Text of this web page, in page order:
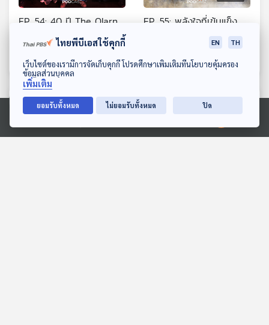
ดาวน์โหลด Thai PBS Podcast Application
Ⓒ 2020 องค์การกระจายเสียงและแพร่ภาพสาธารณะแห่งประเทศไทย
EP. 54: 40 ปี The Olarn
Project ตำนานเฮฟวีเมทัล
เมืองไทย
EP. 55: พลังใจที่เข้มแข็ง
สร้างความสำเร็จที่ปลายทาง
นักผจญเพลง Podcast
ตอนที่เกี่ยวข้อง
ไทยพีบีเอสใช้คุกกี้ EN TH
เว็บไซต์ของเรามีการจัดเก็บคุกกี้ โปรดศึกษาเพิ่มเติมที่นโยบายคุ้มครอง
ข้อมูลส่วนบุคคล
เพิ่มเติม
ยอมรับทั้งหมด ไม่ยอมรับทั้งหมด ปิด